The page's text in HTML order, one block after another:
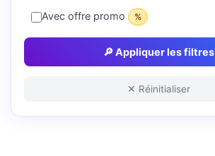
Avec offre promo %
🔎 Appliquer les filtres
✕ Réinitialiser